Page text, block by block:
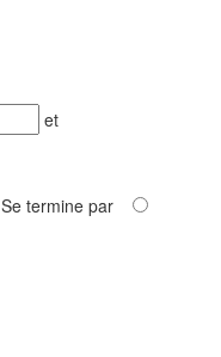
et
Se termine par